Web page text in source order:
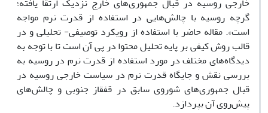
گرچه روسیه با چالش‌هایی در استفاده از قدرت نرم مواجه
است». مقاله حاضر با استفاده از رویکرد توصیفی- تحلیلی و در
قالب روش کیفی بر پایه تحلیل محتوا در پی آن است تا با توجه به
دیدگاه‌های مختلف در مورد استفاده از قدرت نرم در روسیه به
بررسی نقش و جایگاه قدرت نرم در سیاست خارجی روسیه در
قبال جمهوری‌های شوروی سابق در قفقاز جنوبی و چالش‌های
پیش‌روی آن بپردازد.